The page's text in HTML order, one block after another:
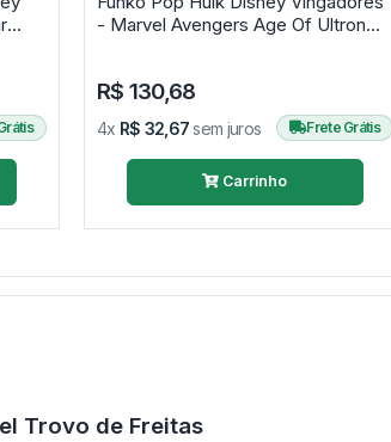
- Marvel Avengers Age Of Ultron
R$ 130,68
4x R$ 32,67sem juros Frete Grátis
Carrinho
Trovo de Freitas